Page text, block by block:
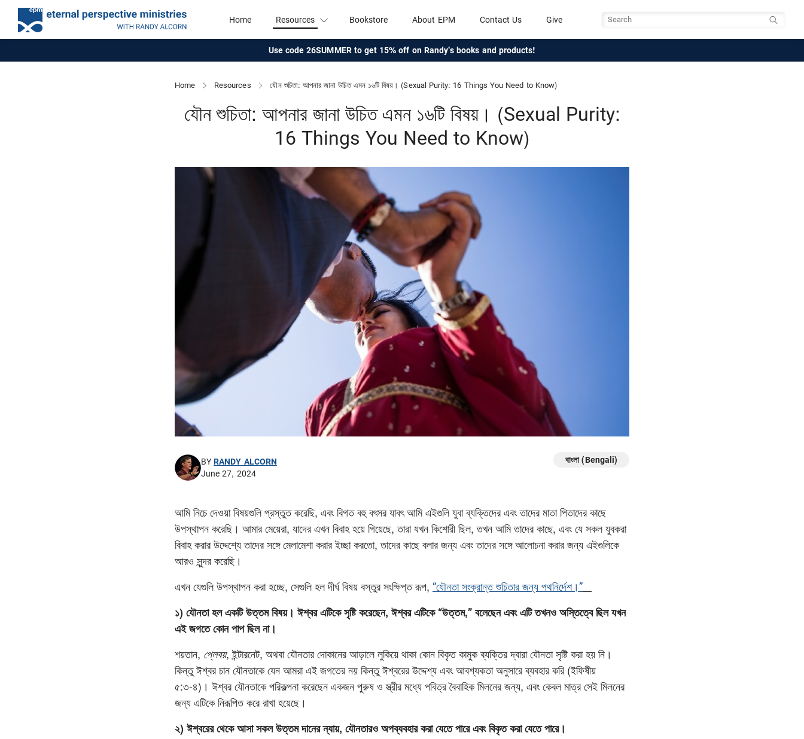
Home Resources Bookstore About EPM Contact Us Give
Use code 26SUMMER to get 15% off on Randy's books and products!
Home Resources যৌন শুচিতা: আপনার জানা উচিত এমন ১৬টি বিষয়। (Sexual Purity: 16 Things You Need to Know)
যৌন শুচিতা: আপনার জানা উচিত এমন ১৬টি বিষয়। (Sexual Purity:
16 Things You Need to Know)
BYRANDY ALCORN
June 27, 2024
বাংলা (Bengali)
আমি নিচে দেওয়া বিষয়গুলি প্রস্তুত করেছি, এবং বিগত বহু বৎসর যাবৎ আমি এইগুলি যুবা ব্যক্তিদের এবং তাদের মাতা পিতাদের কাছে
উপস্থাপন করেছি। আমার মেয়েরা, যাদের এখন বিবাহ হয়ে গিয়েছে, তারা যখন কিশোরী ছিল, তখন আমি তাদের কাছে, এবং যে সকল যুবকরা
বিবাহ করার উদ্দেশ্যে তাদের সঙ্গে মেলামেশা করার ইচ্ছা করতো, তাদের কাছে বলার জন্য এবং তাদের সঙ্গে আলোচনা করার জন্য এইগুলিকে
আরও সুন্দর করেছি।
এখন যেগুলি উপস্থাপন করা হচ্ছে, সেগুলি হল দীর্ঘ বিষয় বস্তুর সংক্ষিপ্ত রূপ, “যৌনতা সংক্রান্ত শুচিতার জন্য পথনির্দেশ।”
১) যৌনতা হল একটি উত্তম বিষয়। ঈশ্বর এটিকে সৃষ্টি করেছেন, ঈশ্বর এটিকে “উত্তম,” বলেছেন এবং এটি তখনও অস্তিত্বে ছিল যখন
এই জগতে কোন পাপ ছিল না।
শয়তান, প্লেবয়, ইন্টারনেট, অথবা যৌনতার দোকানের আড়ালে লুকিয়ে থাকা কোন বিকৃত কামুক ব্যক্তির দ্বারা যৌনতা সৃষ্টি করা হয় নি।
কিন্তু ঈশ্বর চান যৌনতাকে যেন আমরা এই জগতের নয় কিন্তু ঈশ্বরের উদ্দেশ্য এবং আবশ্যকতা অনুসারে ব্যবহার করি (ইফিষীয়
৫:৩-৪)। ঈশ্বর যৌনতাকে পরিকল্পনা করেছেন একজন পুরুষ ও স্ত্রীর মধ্যে পবিত্র বৈবাহিক মিলনের জন্য, এবং কেবল মাত্র সেই মিলনের
জন্য এটিকে নিরূপিত করে রাখা হয়েছে।
২) ঈশ্বরের থেকে আসা সকল উত্তম দানের ন্যায়, যৌনতারও অপব্যবহার করা যেতে পারে এবং বিকৃত করা যেতে পারে।